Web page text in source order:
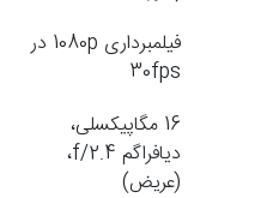
فیلمبرداری 1080p در
30fps
16 مگاپیکسلی،
دیافراگم f/2.4،
(عریض)